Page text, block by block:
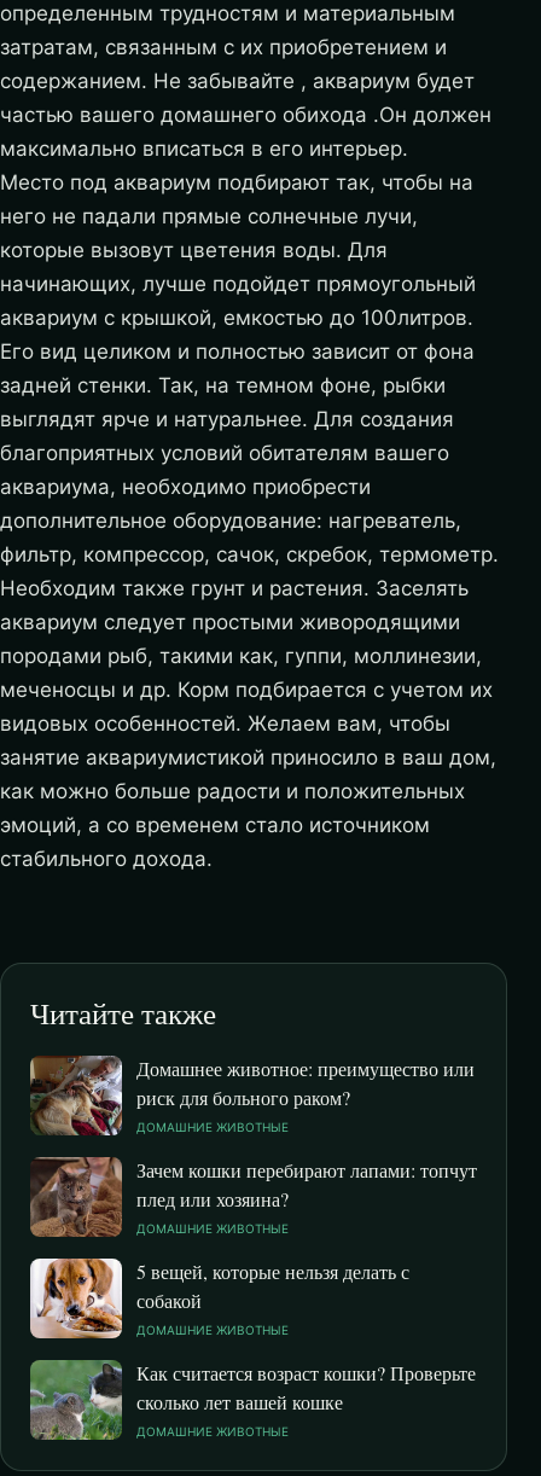
определенным трудностям и материальным
затратам, связанным с их приобретением и
содержанием. Не забывайте , аквариум будет
частью вашего домашнего обихода .Он должен
максимально вписаться в его интерьер.
Место под аквариум подбирают так, чтобы на
него не падали прямые солнечные лучи,
которые вызовут цветения воды. Для
начинающих, лучше подойдет прямоугольный
аквариум с крышкой, емкостью до 100литров.
Его вид целиком и полностью зависит от фона
задней стенки. Так, на темном фоне, рыбки
выглядят ярче и натуральнее. Для создания
благоприятных условий обитателям вашего
аквариума, необходимо приобрести
дополнительное оборудование: нагреватель,
фильтр, компрессор, сачок, скребок, термометр.
Необходим также грунт и растения. Заселять
аквариум следует простыми живородящими
породами рыб, такими как, гуппи, моллинезии,
меченосцы и др. Корм подбирается с учетом их
видовых особенностей. Желаем вам, чтобы
занятие аквариумистикой приносило в ваш дом,
как можно больше радости и положительных
эмоций, а со временем стало источником
стабильного дохода.
Читайте также
Домашнее животное: преимущество или
риск для больного раком?
ДОМАШНИЕ ЖИВОТНЫЕ
Зачем кошки перебирают лапами: топчут
плед или хозяина?
ДОМАШНИЕ ЖИВОТНЫЕ
5 вещей, которые нельзя делать с
собакой
ДОМАШНИЕ ЖИВОТНЫЕ
Как считается возраст кошки? Проверьте
сколько лет вашей кошке
ДОМАШНИЕ ЖИВОТНЫЕ